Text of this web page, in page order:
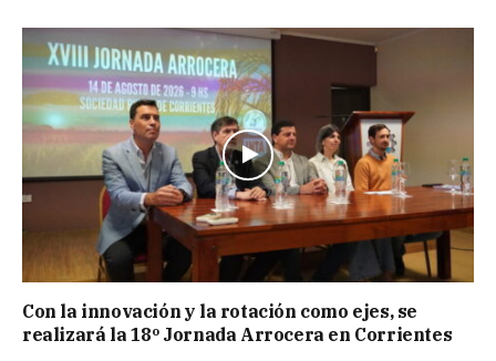
Con la innovación y la rotación como ejes, se
realizará la 18º Jornada Arrocera en Corrientes